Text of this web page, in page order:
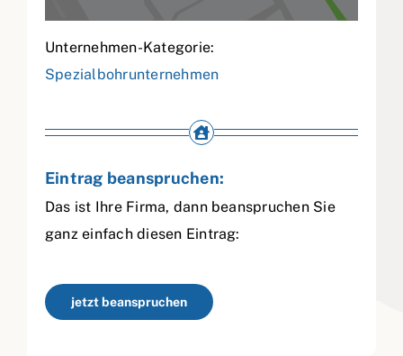
Unternehmen-Kategorie:
Spezialbohrunternehmen
Eintrag beanspruchen:
Das ist Ihre Firma, dann beanspruchen Sie
ganz einfach diesen Eintrag:
jetzt beanspruchen